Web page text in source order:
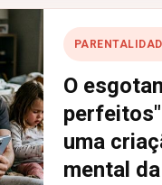
O
uma
mental